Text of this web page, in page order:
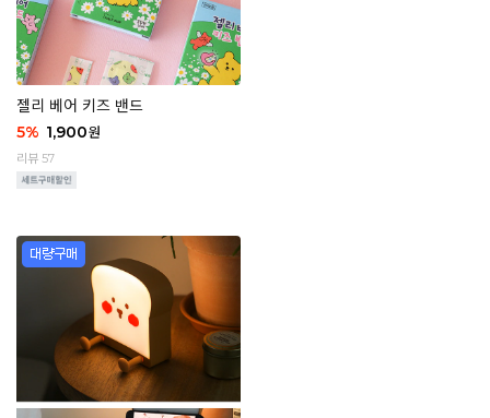
젤리 베어 키즈 밴드
5% 1,900원
리뷰 57